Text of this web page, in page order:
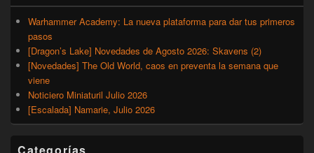
Warhammer Academy: La nueva plataforma para dar tus primeros
pasos
[Dragon’s Lake] Novedades de Agosto 2026: Skavens (2)
[Novedades] The Old World, caos en preventa la semana que
viene
Noticiero Miniaturil Julio 2026
[Escalada] Namarie, Julio 2026